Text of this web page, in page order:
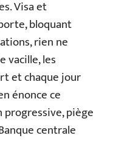
Visa et
bloquant
rien ne
vacille, les
et chaque jour
énonce ce
progressive, piège
centrale